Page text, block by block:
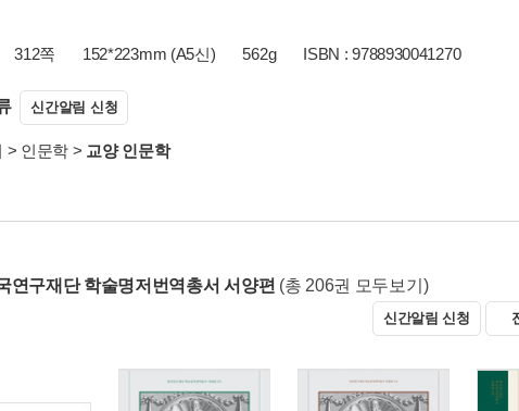
312쪽 152*223mm (A5신) 562g ISBN : 9788930041270
신간알림 신청
> 인문학 > 교양 인문학
연구재단 학술명저번역총서 서양편 (총 206권 모두보기)
신간알림 신청